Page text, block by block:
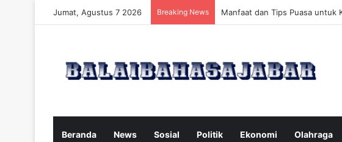
Jumat, Agustus 7 2026 Breaking News Manfaat dan Tips Puasa untuk
Beranda News Sosial Politik Ekonomi Olahraga